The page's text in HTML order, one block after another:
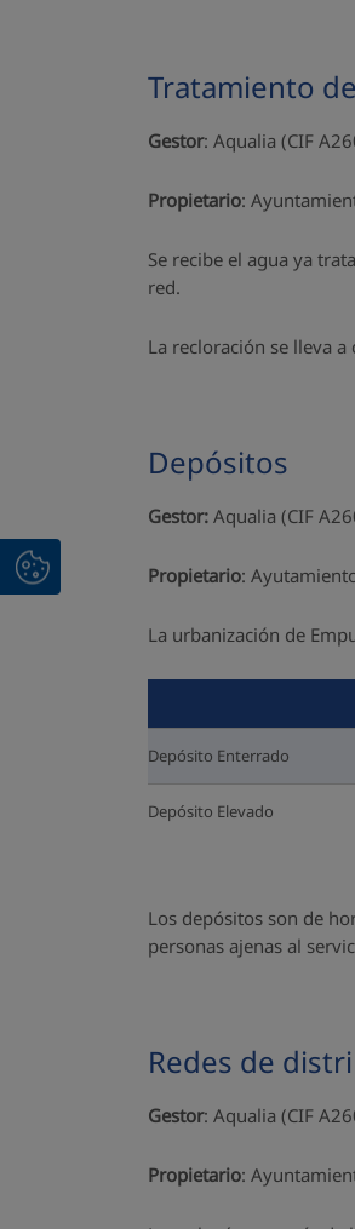
Tratamiento
Gestor: Aqualia (CIF
Propietario:
Se recibe el agua ya
red.
La recloración se lleva
Depósitos
Gestor: Aqualia (CIF
Propietario:
La urbanización de
Depósito Enterrado
Depósito Elevado
Los depósitos son de
personas ajenas al
Redes de
Gestor: Aqualia (CIF
Propietario: